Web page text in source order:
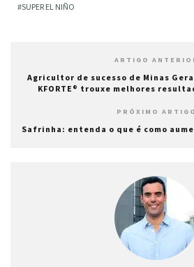
SUPER EL NIÑO
ARTIGO
Agricultor de sucesso de Minas
KFORTE® trouxe melhores
PRÓXIMO ARTIGO
Safrinha: entenda o que é como